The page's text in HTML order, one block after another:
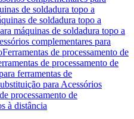
de soldadura topo a
de soldadura topo a
máquinas de soldadura topo a
complementares para
Ferramentas de processamento de
de processamento de
ferramentas de
para Acessórios
processamento de
à distância